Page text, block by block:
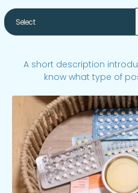
A short description
know what type of